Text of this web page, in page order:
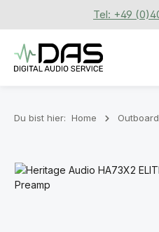
Zum Hauptinhalt springen
Tel: +49
Du bist hier: Home
Bildergalerie überspringen